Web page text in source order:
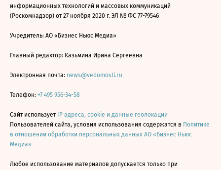
информационных технологий и массовых коммуникаций
(Роскомнадзор) от 27 ноября 2020 г. ЭЛ № ФС 77-79546
Учредитель: АО «Бизнес Ньюс Медиа»
Главный редактор: Казьмина Ирина Сергеевна
Электронная почта: news@vedomosti.ru
Телефон: +7 495 956-34-58
Сайт использует IP адреса, cookie и данные геолокации
Пользователей сайта, условия использования содержатся в Политике
в отношении обработки персональных данных АО «Бизнес Ньюс
Медиа»
Любое использование материалов допускается только при